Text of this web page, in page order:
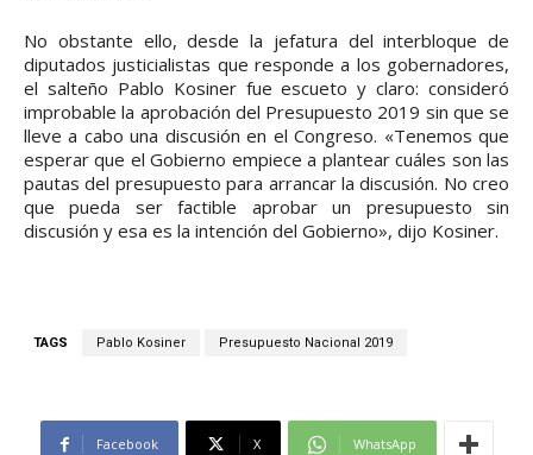
No obstante ello, desde la jefatura del interbloque de
diputados justicialistas que responde a los gobernadores,
el salteño Pablo Kosiner fue escueto y claro: consideró
improbable la aprobación del Presupuesto 2019 sin que se
lleve a cabo una discusión en el Congreso. «Tenemos que
esperar que el Gobierno empiece a plantear cuáles son las
pautas del presupuesto para arrancar la discusión. No creo
que pueda ser factible aprobar un presupuesto sin
discusión y esa es la intención del Gobierno», dijo Kosiner.
TAGS Pablo Kosiner Presupuesto Nacional 2019
Facebook X WhatsApp